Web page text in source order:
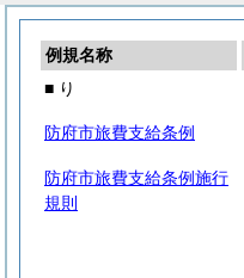
例規名称
■ り
防府市旅費支給条例
防府市旅費支給条例施行
規則